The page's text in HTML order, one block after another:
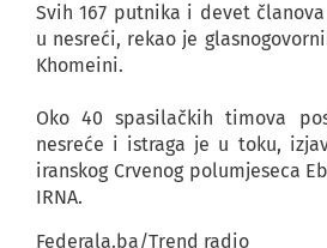
Svih 167 putnika i devet
u nesreći, rekao je
Khomeini.
Oko 40 spasilačkih timova
nesreće i istraga je u toku,
iranskog Crvenog polumjeseca
IRNA.
Federala.ba/Trend radio